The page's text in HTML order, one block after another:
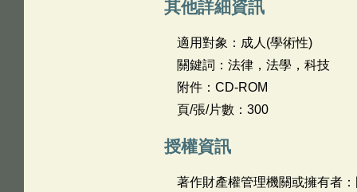
其他詳細資訊
適用對象：成人(學術性)
關鍵詞：法律，法學，科技
附件：CD-ROM
頁/張/片數：300
授權資訊
著作財產權管理機關或擁有者